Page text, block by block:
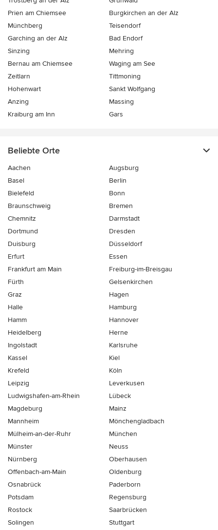
Prien am Chiemsee
Burgkirchen an der Alz
Münchberg
Teisendorf
Garching an der Alz
Bad Endorf
Sinzing
Mehring
Bernau am Chiemsee
Waging am See
Zeitlarn
Tittmoning
Hohenwart
Sankt Wolfgang
Anzing
Massing
Kraiburg am Inn
Gars
Beliebte Orte
Aachen
Augsburg
Basel
Berlin
Bielefeld
Bonn
Braunschweig
Bremen
Chemnitz
Darmstadt
Dortmund
Dresden
Duisburg
Düsseldorf
Erfurt
Essen
Frankfurt am Main
Freiburg-im-Breisgau
Fürth
Gelsenkirchen
Graz
Hagen
Halle
Hamburg
Hamm
Hannover
Heidelberg
Herne
Ingolstadt
Karlsruhe
Kassel
Kiel
Krefeld
Köln
Leipzig
Leverkusen
Ludwigshafen-am-Rhein
Lübeck
Magdeburg
Mainz
Mannheim
Mönchen­gladbach
Mülheim-an-der-Ruhr
München
Münster
Neuss
Nürnberg
Oberhausen
Offenbach-am-Main
Oldenburg
Osnabrück
Paderborn
Potsdam
Regensburg
Rostock
Saarbrücken
Solingen
Stuttgart